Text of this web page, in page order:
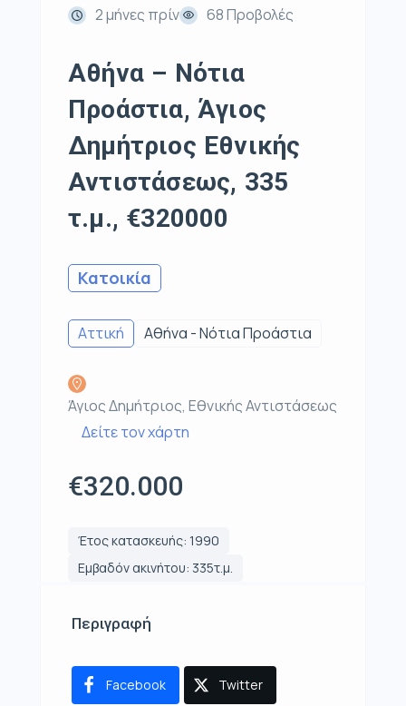
2 μήνες πρίν
68 Προβολές
Αθήνα – Νότια
Προάστια, Άγιος
Δημήτριος Εθνικής
Αντιστάσεως, 335
τ.μ., €320000
Κατοικία
Αττική Αθήνα - Νότια Προάστια
Άγιος Δημήτριος, Εθνικής Αντιστάσεως
Δείτε τον χάρτη
€320.000
Έτος κατασκευής: 1990
Εμβαδόν ακινήτου: 335τ.μ.
Περιγραφή
Facebook Twitter